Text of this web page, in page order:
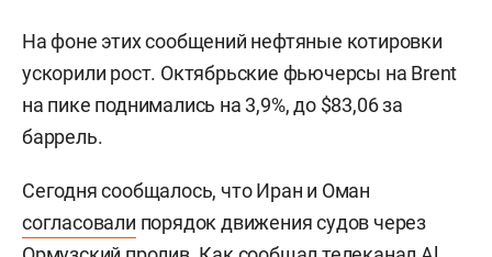
На фоне этих сообщений нефтяные котировки
ускорили рост. Октябрьские фьючерсы на Brent
на пике поднимались на 3,9%, до $83,06 за
баррель.
Сегодня сообщалось, что Иран и Оман
согласовали порядок движения судов через